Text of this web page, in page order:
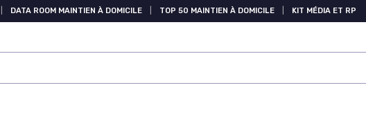
DATA ROOM MAINTIEN À DOMICILE TOP 50 MAINTIEN À DOMICILE KIT MÉDIA ET RP